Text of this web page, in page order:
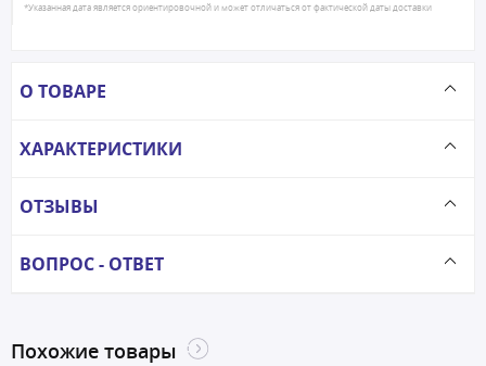
*Указанная дата является ориентировочной и может отличаться от фактической даты доставки
О ТОВАРЕ
ХАРАКТЕРИСТИКИ
ОТЗЫВЫ
ВОПРОС - ОТВЕТ
Похожие товары